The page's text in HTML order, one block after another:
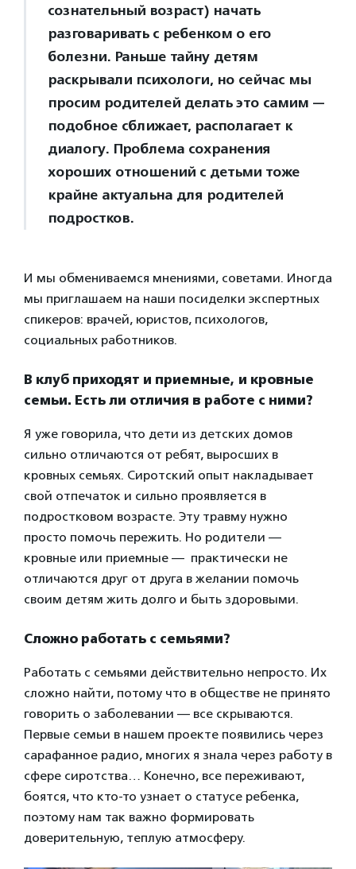
сознательный возраст) начать
разговаривать с ребенком о его
болезни. Раньше тайну детям
раскрывали психологи, но сейчас мы
просим родителей делать это самим —
подобное сближает, располагает к
диалогу. Проблема сохранения
хороших отношений с детьми тоже
крайне актуальна для родителей
подростков.
И мы обмениваемся мнениями, советами. Иногда
мы приглашаем на наши посиделки экспертных
спикеров: врачей, юристов, психологов,
социальных работников.
В клуб приходят и приемные, и кровные
семьи. Есть ли отличия в работе с ними?
Я уже говорила, что дети из детских домов
сильно отличаются от ребят, выросших в
кровных семьях. Сиротский опыт накладывает
свой отпечаток и сильно проявляется в
подростковом возрасте. Эту травму нужно
просто помочь пережить. Но родители —
кровные или приемные — практически не
отличаются друг от друга в желании помочь
своим детям жить долго и быть здоровыми.
Сложно работать с семьями?
Работать с семьями действительно непросто. Их
сложно найти, потому что в обществе не принято
говорить о заболевании — все скрываются.
Первые семьи в нашем проекте появились через
сарафанное радио, многих я знала через работу в
сфере сиротства… Конечно, все переживают,
боятся, что кто-то узнает о статусе ребенка,
поэтому нам так важно формировать
доверительную, теплую атмосферу.